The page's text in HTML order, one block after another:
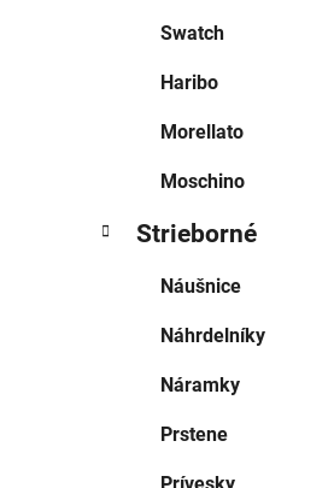
Swatch
Haribo
Morellato
Moschino
Strieborné
Náušnice
Náhrdelníky
Náramky
Prstene
Prívesky